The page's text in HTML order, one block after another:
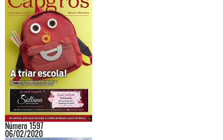
Número 1597
06/02/2020